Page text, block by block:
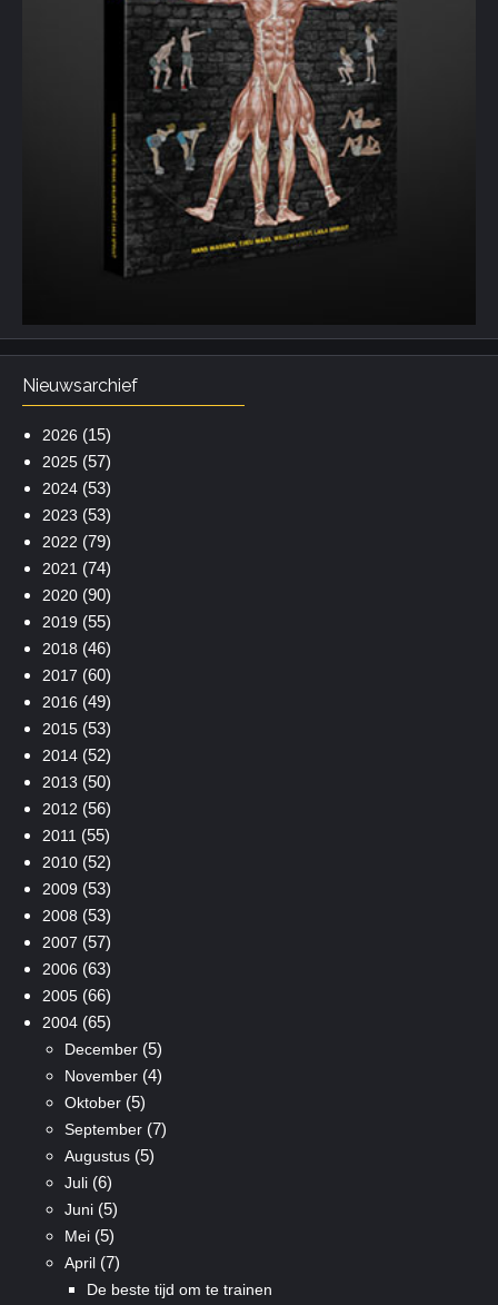
Nieuwsarchief
2026 (15)
2025(57)
2024(53)
2023 (53)
2022 (79)
2021 (74)
2020(90)
2019 (55)
2018 (46)
2017 (60)
2016 (49)
2015(53)
2014(52)
2013 (50)
2012 (56)
2011 (55)
2010(52)
2009 (53)
2008 (53)
2007 (57)
2006 (63)
2005(66)
2004(65)
December(5)
November(4)
Oktober(5)
September(7)
Augustus(5)
Juli(6)
Juni(5)
Mei(5)
April(7)
De beste tijd om te trainen